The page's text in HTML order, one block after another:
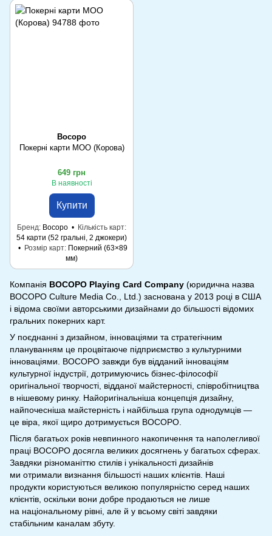
Bocopo
Покерні карти MOO (Корова)
649 грн
В наявності
Купити
Бренд Bocopo
Кількість карт
54 карти (52 гральні, 2 джокери)
Розмір карт Покерний (63×89
мм)
Компанія BOCOPO Playing Card Company (юридична назва
BOCOPO Culture Media Co., Ltd.) заснована у 2013 році в США
і відома своїми авторськими дизайнами до більшості відомих
гральних покерних карт.
У поєднанні з дизайном, інноваціями та стратегічним
плануванням це процвітаюче підприємство з культурними
інноваціями. BOCOPO завжди був відданий інноваціям
культурної індустрії, дотримуючись бізнес-філософії
оригінальної творчості, відданої майстерності, співробітництва
в нішевому ринку. Найоригінальніша концепція дизайну,
найпочесніша майстерність і найбільша група однодумців —
це віра, якої щиро дотримується BOCOPO.
Після багатьох років невпинного накопичення та наполегливої ​​
праці BOCOPO досягла великих досягнень у багатьох сферах.
Завдяки різноманіттю стилів і унікальності дизайнів
ми отримали визнання більшості наших клієнтів. Наші
продукти користуються великою популярністю серед наших
клієнтів, оскільки вони добре продаються не лише
на національному рівні, але й у всьому світі завдяки
стабільним каналам збуту.